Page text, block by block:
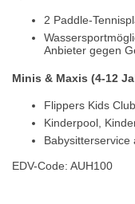
2 Paddle-
Anbieter gegen
Minis & Maxis (4-12
Flippers Kids
Kinderpool,
Babysitterservice
EDV-Code: AUH100